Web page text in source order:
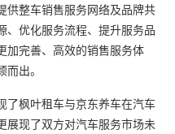
供整车销售服务网络及品牌共
、优化服务流程、提升服务品
加完善、高效的销售服务体
出。
枫叶租车与京东养车在汽车
展现了双方对汽车服务市场未